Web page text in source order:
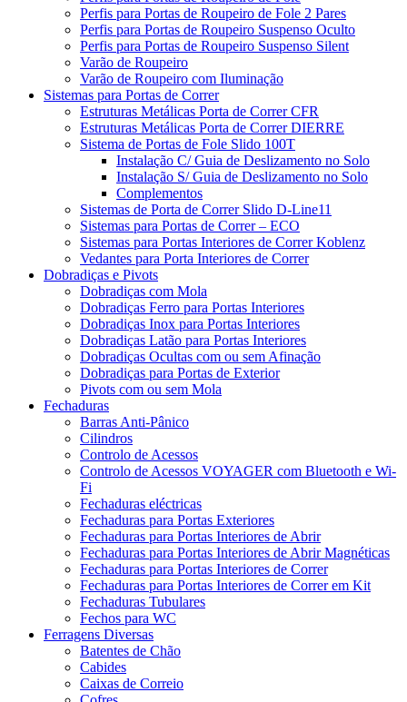
Perfis para Portas de Roupeiro de Fole 2 Pares
Perfis para Portas de Roupeiro Suspenso Oculto
Perfis para Portas de Roupeiro Suspenso Silent
Varão de Roupeiro
Varão de Roupeiro com Iluminação
Sistemas para Portas de Correr
Estruturas Metálicas Porta de Correr CFR
Estruturas Metálicas Porta de Correr DIERRE
Sistema de Portas de Fole Slido 100T
Instalação C/ Guia de Deslizamento no Solo
Instalação S/ Guia de Deslizamento no Solo
Complementos
Sistemas de Porta de Correr Slido D-Line11
Sistemas para Portas de Correr – ECO
Sistemas para Portas Interiores de Correr Koblenz
Vedantes para Porta Interiores de Correr
Dobradiças e Pivots
Dobradiças com Mola
Dobradiças Ferro para Portas Interiores
Dobradiças Inox para Portas Interiores
Dobradiças Latão para Portas Interiores
Dobradiças Ocultas com ou sem Afinação
Dobradiças para Portas de Exterior
Pivots com ou sem Mola
Fechaduras
Barras Anti-Pânico
Cilindros
Controlo de Acessos
Controlo de Acessos VOYAGER com Bluetooth e Wi-
Fi
Fechaduras eléctricas
Fechaduras para Portas Exteriores
Fechaduras para Portas Interiores de Abrir
Fechaduras para Portas Interiores de Abrir Magnéticas
Fechaduras para Portas Interiores de Correr
Fechaduras para Portas Interiores de Correr em Kit
Fechaduras Tubulares
Fechos para WC
Ferragens Diversas
Batentes de Chão
Cabides
Caixas de Correio